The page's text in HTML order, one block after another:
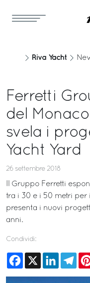
Riva Yacht
Ferretti
del
svela i
Yacht Yard
26 settembre 2018
Il Gruppo Ferretti
tra i 30 e i 50 metri per
presenta i nuovi
anni.
Condividi:
Facebook
X LinkedIn